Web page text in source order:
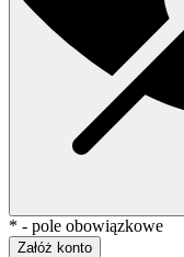
* - pole obowiązkowe
Załóż konto